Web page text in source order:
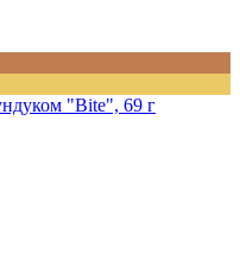
"Bite", 69 г